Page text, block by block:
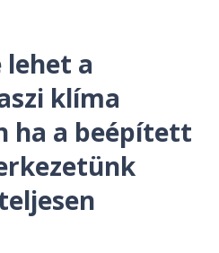
lehet a
klíma
ha a beépített